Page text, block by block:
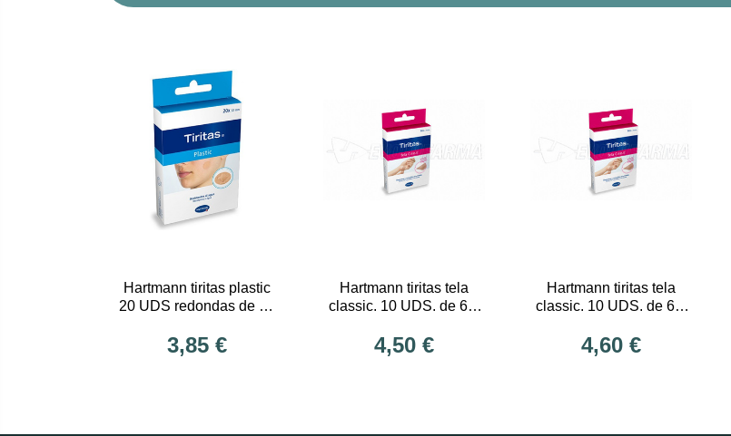
Hartmann tiritas plastic
20 UDS redondas de 22
3,85 €
Hartmann tiritas tela
classic. 10 UDS. de 6 x
4,50 €
Hartmann tiritas tela
classic. 10 UDS. de 6 x
4,60 €